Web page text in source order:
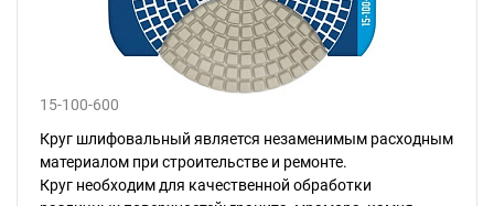
15-100-600
Круг шлифовальный является незаменимым расходным
материалом при строительстве и ремонте.
Круг необходим для качественной обработки